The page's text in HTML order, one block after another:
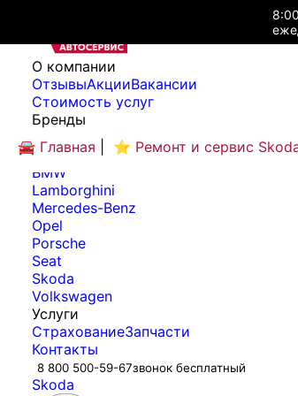
O компании
ОтзывыАкцииВакансии
Cтоимость услуг
Бренды
Audi
Bentley
BMW
Lamborghini
Mercedes-Benz
Opel
Porsche
Seat
Skoda
Volkswagen
Услуги
СтрахованиеЗапчасти
Контакты
8 800 500-59-67звонок бесплатный
🚘 Главная ⭐ Ремонт и сервис
Skoda